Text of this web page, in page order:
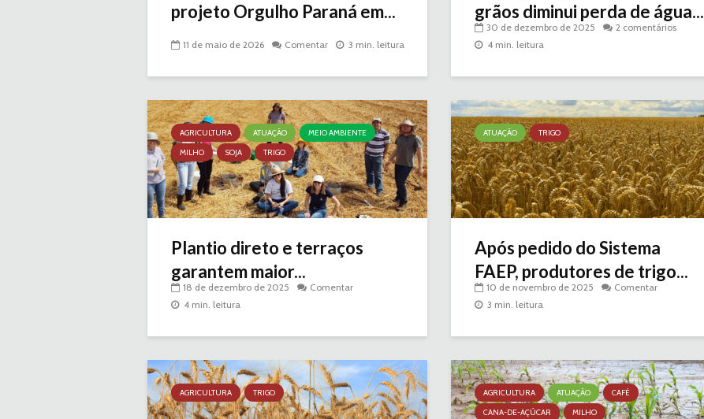
projeto Orgulho Paraná em...
11 de maio de 2026 Comentar 3 min. leitura
grãos diminui perda de água...
30 de dezembro de 2025
2 comentários
4 min. leitura
AGRICULTURA ATUAÇÃO
MEIO AMBIENTE
MILHO
SOJA TRIGO
Plantio direto e terraços
garantem maior...
18 de dezembro de 2025
Comentar
4 min. leitura
ATUAÇÃO TRIGO
Após pedido do Sistema
FAEP, produtores de trigo...
10 de novembro de 2025
Comentar
3 min. leitura
AGRICULTURA TRIGO AGRICULTURA ATUAÇÃO
CAFÉ
CANA-DE-AÇÚCAR
MILHO